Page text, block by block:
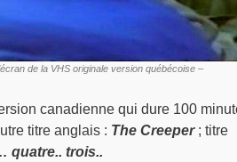
de la VHS originale version québécoise –
canadienne qui dure 100
titre anglais : The Creeper; titre
quatre.. trois..